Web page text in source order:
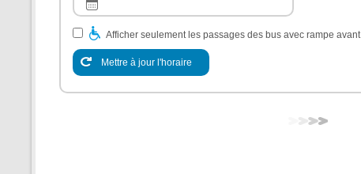
Afficher seulement les passages des bus avec rampe avant
Mettre à jour l'horaire